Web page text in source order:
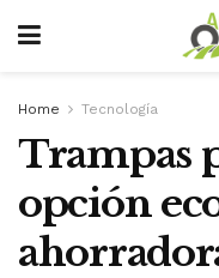
Home Tecnología
Trampas
opción